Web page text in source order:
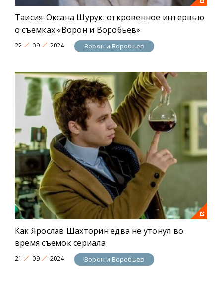
Таисия-Оксана Щурук: откровенное интервью
о съемках «Ворон и Воробьев»
22 09 2024 Ворон и Воробьев
Как Ярослав Шахторин едва не утонул во
время съемок сериала
21 09 2024 Ворон и Воробьев